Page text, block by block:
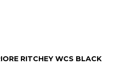
RITCHEY WCS BLACK